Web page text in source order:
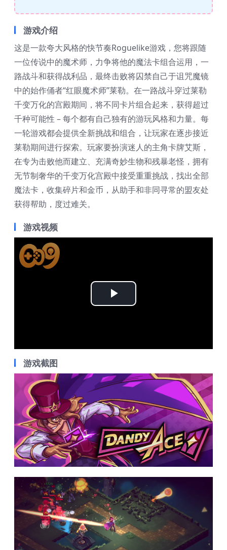
游戏介绍
这是一款夸大风格的快节奏Roguelike游戏，您将跟随
一位传说中的魔术师，力争将他的魔法卡组合运用，一
路战斗和获得战利品，最终击败将囚禁自己于诅咒魔镜
中的始作俑者“红眼魔术师”莱勒。在一路战斗穿过莱勒
千变万化的宫殿期间，将不同卡片组合起来，获得超过
千种可能性 – 每个都有自己独有的游玩风格和力量。每
一轮游戏都会提供全新挑战和组合，让玩家在逐步接近
莱勒期间进行探索。玩家要扮演迷人的主角卡牌艾斯，
在专为击败他而建立、充满奇妙生物和残暴老怪，拥有
无节制奢华的千变万化宫殿中接受重重挑战，找出全部
魔法卡，收集碎片和金币，从助手和非同寻常的盟友处
获得帮助，度过难关。
游戏视频
Play
游戏截图